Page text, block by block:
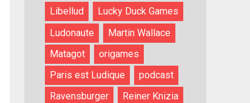
Libellud
Lucky Duck Games
Ludonaute
Martin Wallace
Matagot
origames
Paris est Ludique
podcast
Ravensburger
Reiner Knizia